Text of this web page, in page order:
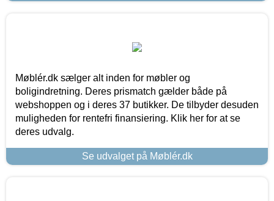
Møblér.dk sælger alt inden for møbler og
boligindretning. Deres prismatch gælder både på
webshoppen og i deres 37 butikker. De tilbyder desuden
muligheden for rentefri finansiering. Klik her for at se
deres udvalg.
Se udvalget på Møblér.dk